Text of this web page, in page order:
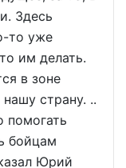
Здесь
то уже
им делать.
в зоне
страну. ..
помогать
бойцам
Юрий